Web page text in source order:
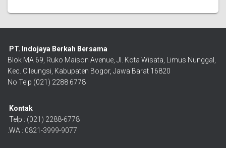
PT. Indojaya Berkah Bersama
Blok MA 69, Ruko Maison Avenue, Jl. Kota Wisata, Limus Nunggal,
Kec. Cileungsi, Kabupaten Bogor, Jawa Barat 16820
No Telp (021) 2288 6778
Kontak
Telp : (021) 2288-6778
.WA : 0821-3999-9077